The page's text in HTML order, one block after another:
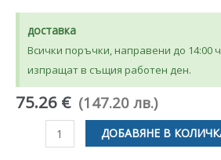
доставка
Всички поръчки, направени до 14:00
изпращат в същия работен ден.
75.26 € (147.20 лв.)
количество
ДОБАВЯНЕ В